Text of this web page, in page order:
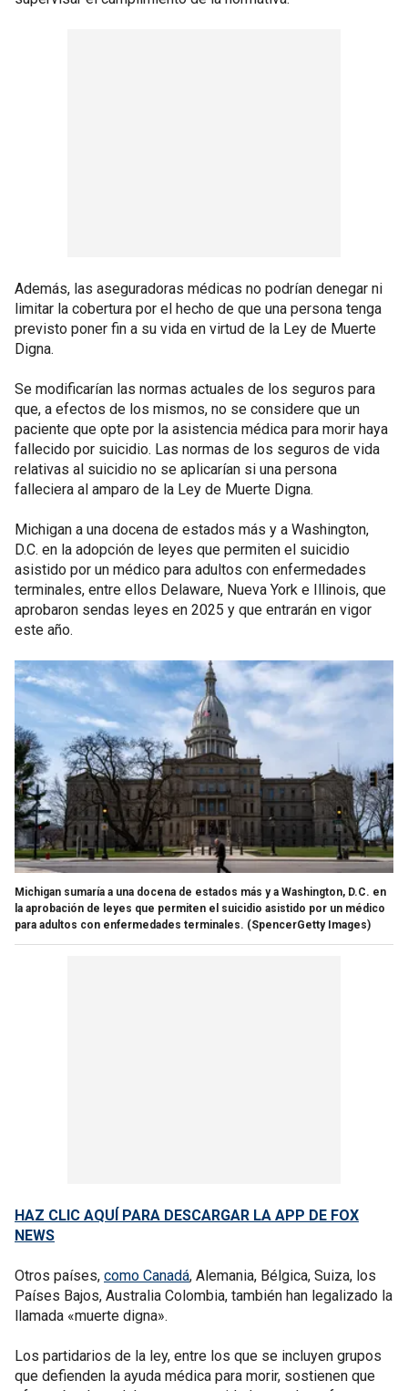
Además, las aseguradoras médicas no podrían denegar ni
limitar la cobertura por el hecho de que una persona tenga
previsto poner fin a su vida en virtud de la Ley de Muerte
Digna.
Se modificarían las normas actuales de los seguros para
que, a efectos de los mismos, no se considere que un
paciente que opte por la asistencia médica para morir haya
fallecido por suicidio. Las normas de los seguros de vida
relativas al suicidio no se aplicarían si una persona
falleciera al amparo de la Ley de Muerte Digna.
Michigan a una docena de estados más y a Washington,
D.C. en la adopción de leyes que permiten el suicidio
asistido por un médico para adultos con enfermedades
terminales, entre ellos Delaware, Nueva York e Illinois, que
aprobaron sendas leyes en 2025 y que entrarán en vigor
este año.
Michigan sumaría a una docena de estados más y a Washington, D.C. en
la aprobación de leyes que permiten el suicidio asistido por un médico
para adultos con enfermedades terminales. (SpencerGetty Images)
HAZ CLIC AQUÍ PARA DESCARGAR LA APP DE FOX
NEWS
Otros países, como Canadá, Alemania, Bélgica, Suiza, los
Países Bajos, Australia Colombia, también han legalizado la
llamada «muerte digna».
Los partidarios de la ley, entre los que se incluyen grupos
que defienden la ayuda médica para morir, sostienen que